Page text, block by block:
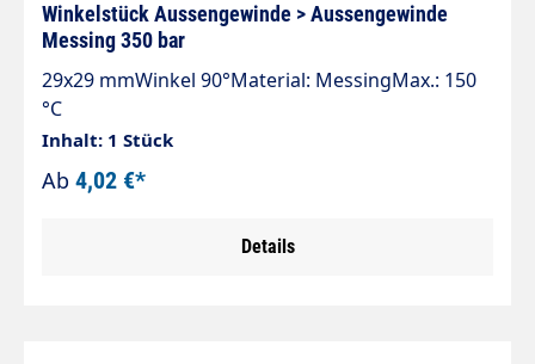
Winkelstück Aussengewinde > Aussengewinde
Messing 350 bar
29x29 mmWinkel 90°Material: MessingMax.: 150
°C
Inhalt: 1 Stück
Ab 4,02 €*
Details